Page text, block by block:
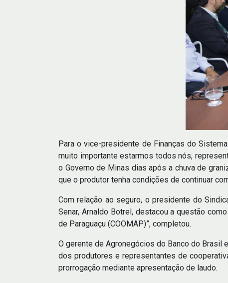
Para o vice-presidente de Finanças do
muito importante estarmos todos nós,
o Governo de Minas dias após a chuva de
que o produtor tenha condições de continuar
Com relação ao seguro, o presidente do
Senar, Arnaldo Botrel, destacou a questão
de Paraguaçu (COOMAP)”, completou.
O gerente de Agronegócios do Banco do Brasil
dos produtores e representantes de
prorrogação mediante apresentação de laudo.